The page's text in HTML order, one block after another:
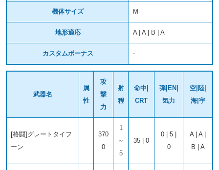
機体サイズ M
地形適応 A | A | B | A
カスタムボーナス -
武器名
属
性
攻
撃
力
射
程
命中|
CRT
弾|EN|
気力
空|陸|
海|宇
[格闘]グレートタイフ
ーン
-
370
0
1
～
5
35 | 0
0 | 5 |
0
A | A |
B | A